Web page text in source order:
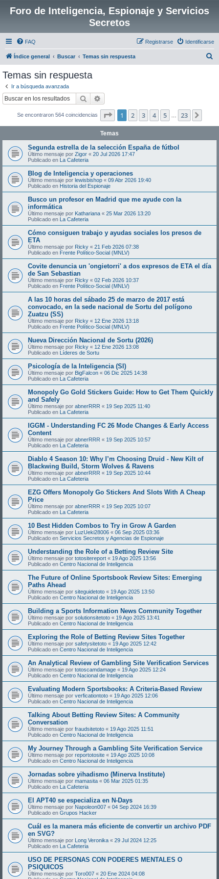
Foro de Inteligencia, Espionaje y Servicios
Secretos
FAQ Identificarse
Registrarse
Índice general Buscar Temas sin respuesta
Temas sin respuesta
Ir a búsqueda avanzada
Buscar
Se encontraron 564 coincidencias Página de 23
1 2 3 4 5 23
Temas
Segunda estrella de la selección España de fútbol
Último mensaje por Zigor « 20 Jul 2026 17:47
Publicado en La Cafeteria
Blog de Inteligencia y operaciones
Último mensaje por lewisbishop « 09 Abr 2026 19:40
Publicado en Historia del Espionaje
Busco un profesor en Madrid que me ayude con la
informática
Último mensaje por Kathariana « 25 Mar 2026 13:20
Publicado en La Cafeteria
Cómo consiguen trabajo y ayudas sociales los presos de
ETA
Último mensaje por Ricky « 21 Feb 2026 07:38
Publicado en Frente Político-Social (MNLV)
Covite denuncia un 'ongietorri' a dos expresos de ETA el día
de San Sebastian
Último mensaje por Ricky « 02 Feb 2026 10:37
Publicado en Frente Político-Social (MNLV)
A las 10 horas del sábado 25 de marzo de 2017 está
convocado, en la sede nacional de Sortu del polígono
Zuatzu (SS)
Último mensaje por Ricky « 12 Ene 2026 13:18
Publicado en Frente Político-Social (MNLV)
Nueva Dirección Nacional de Sortu (2026)
Último mensaje por Ricky « 12 Ene 2026 13:08
Publicado en Líderes de Sortu
Psicología de la Inteligencia (SI)
Último mensaje por BigFalcon « 06 Dic 2025 14:38
Publicado en La Cafeteria
Monopoly Go Gold Stickers Guide: How to Get Them Quickly
and Safely
Último mensaje por abnerRRR « 19 Sep 2025 11:40
Publicado en La Cafeteria
IGGM - Understanding FC 26 Mode Changes & Early Access
Content
Último mensaje por abnerRRR « 19 Sep 2025 10:57
Publicado en La Cafeteria
Diablo 4 Season 10: Why I’m Choosing Druid - New Kilt of
Blackwing Build, Storm Wolves & Ravens
Último mensaje por abnerRRR « 19 Sep 2025 10:44
Publicado en La Cafeteria
EZG Offers Monopoly Go Stickers And Slots With A Cheap
Price
Último mensaje por abnerRRR « 19 Sep 2025 10:07
Publicado en La Cafeteria
10 Best Hidden Combos to Try in Grow A Garden
Último mensaje por LuzUeki28006 « 06 Sep 2025 03:36
Publicado en Servicios Secretos y Agencias de Espionaje
Understanding the Role of a Betting Review Site
Último mensaje por totositereport « 19 Ago 2025 13:56
Publicado en Centro Nacional de Inteligencia
The Future of Online Sportsbook Review Sites: Emerging
Paths Ahead
Último mensaje por siteguidetoto « 19 Ago 2025 13:50
Publicado en Centro Nacional de Inteligencia
Building a Sports Information News Community Together
Último mensaje por solutionsitetoto « 19 Ago 2025 13:41
Publicado en Centro Nacional de Inteligencia
Exploring the Role of Betting Review Sites Together
Último mensaje por safetysitetoto « 19 Ago 2025 12:42
Publicado en Centro Nacional de Inteligencia
An Analytical Review of Gambling Site Verification Services
Último mensaje por totoscamdamage « 19 Ago 2025 12:24
Publicado en Centro Nacional de Inteligencia
Evaluating Modern Sportsbooks: A Criteria-Based Review
Último mensaje por verficationtoto « 19 Ago 2025 12:06
Publicado en Centro Nacional de Inteligencia
Talking About Betting Review Sites: A Community
Conversation
Último mensaje por fraudsitetoto « 19 Ago 2025 11:51
Publicado en Centro Nacional de Inteligencia
My Journey Through a Gambling Site Verification Service
Último mensaje por reportotosite « 19 Ago 2025 10:08
Publicado en Centro Nacional de Inteligencia
Jornadas sobre yihadismo (Minerva Institute)
Último mensaje por mamasita « 06 Mar 2025 01:35
Publicado en La Cafeteria
El APT40 se especializa en N-Days
Último mensaje por Napoleon007 « 04 Sep 2024 16:39
Publicado en Grupos Hacker
Cuál es la manera más eficiente de convertir un archivo PDF
en SVG?
Último mensaje por Long Veronika « 29 Jul 2024 12:25
Publicado en La Cafeteria
USO DE PERSONAS CON PODERES MENTALES O
PSIQUICOS
Último mensaje por Toro007 « 20 Ene 2024 04:08